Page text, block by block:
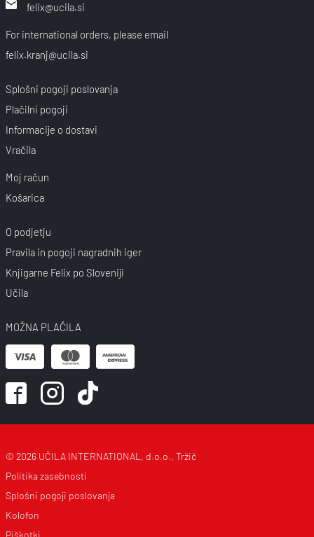
felix@ucila.si
For international orders, please email
felix.kranj@ucila.si
Splošni pogoji poslovanja
Plačilni pogoji
Informacije o dostavi
Vračila
Moj račun
Košarica
O podjetju
Pravila in pogoji nagradnih iger
Knjigarne Felix po Sloveniji
Učila
MOŽNA PLAČILA
© 2026 UČILA INTERNATIONAL, d.o.o., Tržič
Politika zasebnosti
Splošni pogoji poslovanja
Kolofon
Piškotki